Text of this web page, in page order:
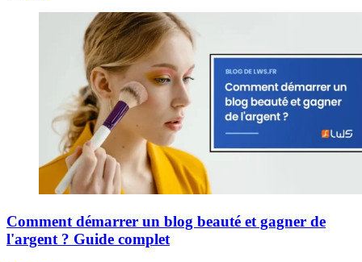
Comment démarrer un blog beauté et gagner de
l'argent ? Guide complet